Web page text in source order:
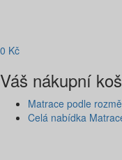
0 Kč
Váš nákupní
Matrace podle
Celá nabídka